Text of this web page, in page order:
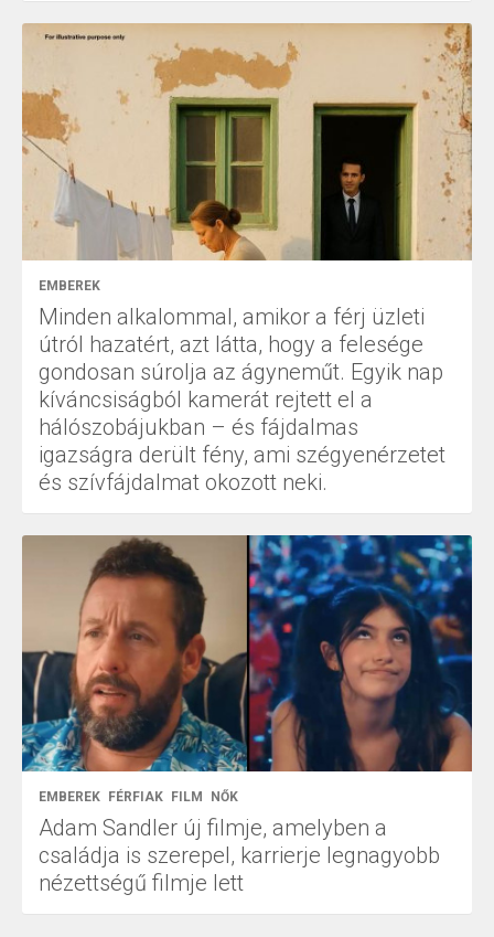
EMBEREK
Minden alkalommal, amikor a férj üzleti
útról hazatért, azt látta, hogy a felesége
gondosan súrolja az ágyneműt. Egyik nap
kíváncsiságból kamerát rejtett el a
hálószobájukban – és fájdalmas
igazságra derült fény, ami szégyenérzetet
és szívfájdalmat okozott neki.
EMBEREK FÉRFIAK FILM NŐK
Adam Sandler új filmje, amelyben a
családja is szerepel, karrierje legnagyobb
nézettségű filmje lett